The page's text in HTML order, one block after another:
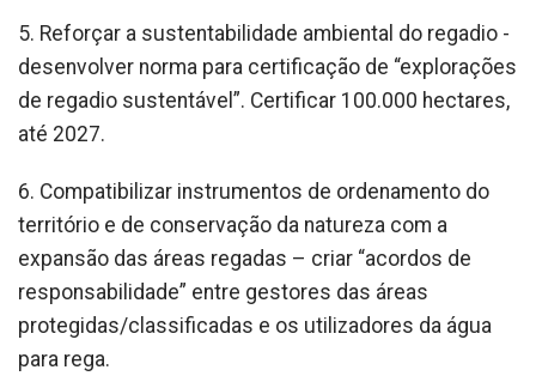
5. Reforçar a sustentabilidade ambiental do regadio -
desenvolver norma para certificação de “explorações
de regadio sustentável”. Certificar 100.000 hectares,
até 2027.
6. Compatibilizar instrumentos de ordenamento do
território e de conservação da natureza com a
expansão das áreas regadas – criar “acordos de
responsabilidade” entre gestores das áreas
protegidas/classificadas e os utilizadores da água
para rega.